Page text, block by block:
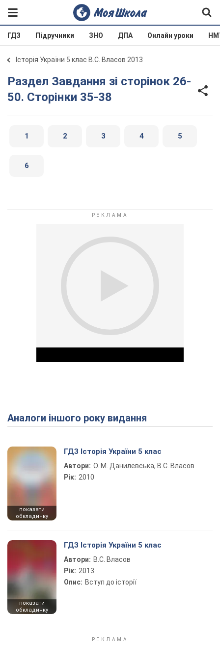
ГДЗ Підручники ЗНО ДПА Онлайн уроки
Історія України 5 клас В.С. Власов 2013
Раздел Завдання зі сторінок 26-
50. Сторінки 35-38
1 2 3 4 5
6
Play Video
Аналоги іншого року видання
показати
обкладинку
ГДЗ Історія України 5 клас
Автори: О. М. Данилевська, В.С. Власов
Рік: 2010
показати
обкладинку
ГДЗ Історія України 5 клас
Автори: В.С. Власов
Рік: 2013
Опис: Вступ до історії